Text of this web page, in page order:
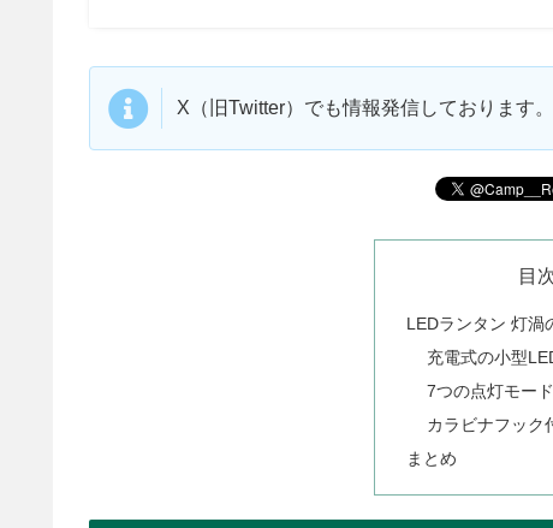
X（旧Twitter）でも情報発信しております
目
LEDランタン 灯渦
充電式の小型
7つの点灯モー
カラビナフック
まとめ